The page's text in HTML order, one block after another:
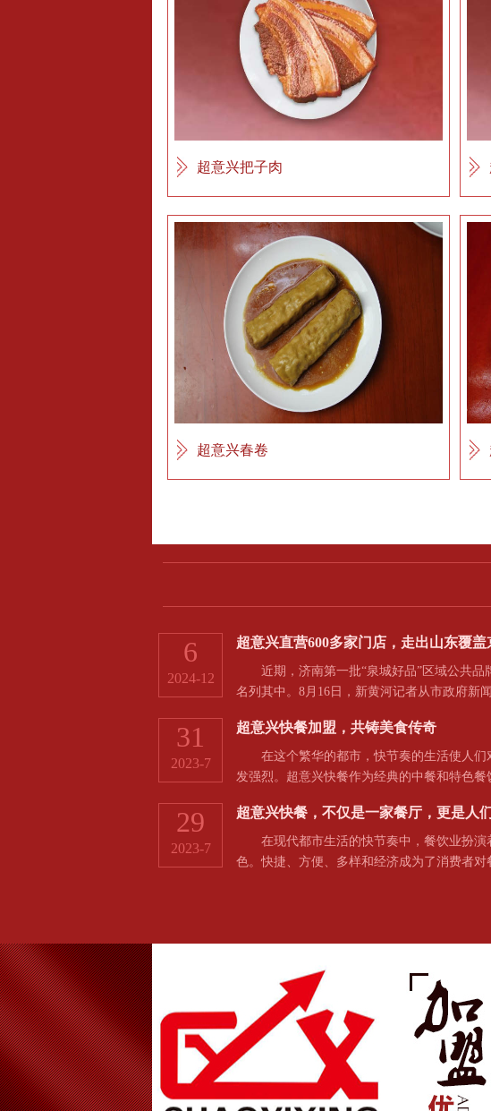
超意兴把子肉
超意兴春卷
6
2024-12
超意兴直营600多家门店，走出山东覆
近期，济南第一批“泉城好品”区域公共品
名列其中。8月16日，新黄河记者从市政府新
31
2023-7
超意兴快餐加盟，共铸美食传奇
在这个繁华的都市，快节奏的生活使人们
发强烈。超意兴快餐作为经典的中餐和特色
29
2023-7
超意兴快餐，不仅是一家餐厅，更是人
在现代都市生活的快节奏中，餐饮业扮演
色。快捷、方便、多样和经济成为了消费者